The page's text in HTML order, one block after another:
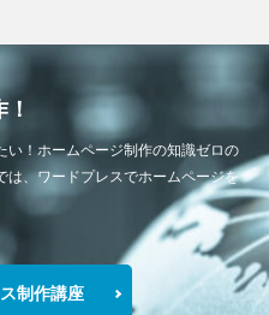
い！ホームページ制作の知識ゼロの
は、ワードプレスでホームページを
制作講座